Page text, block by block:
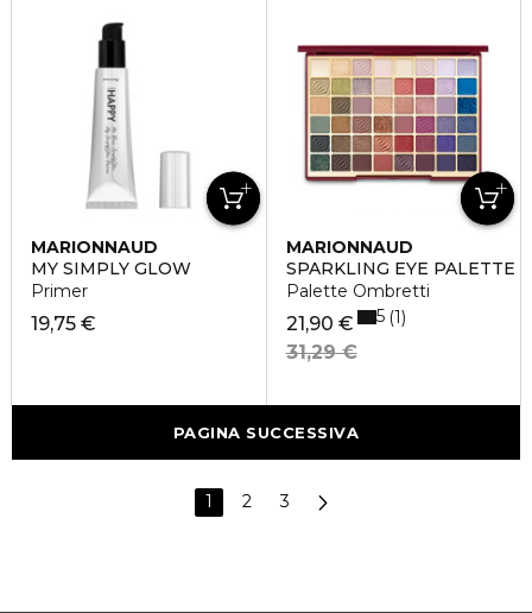
MARIONNAUD
MY SIMPLY GLOW
Primer
19,75 €
MARIONNAUD
SPARKLING EYE PALETTE
Palette Ombretti
21,90 €
31,29 €
5 1
PAGINA SUCCESSIVA
1 2 3